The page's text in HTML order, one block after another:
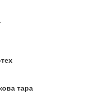
тара